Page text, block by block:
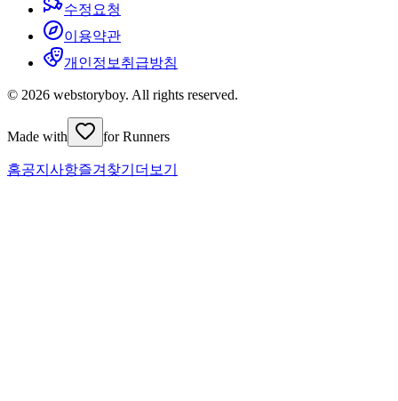
수정요청
이용약관
개인정보취급방침
© 2026 webstoryboy. All rights reserved.
Made with for Runners
홈공지사항즐겨찾기 더보기